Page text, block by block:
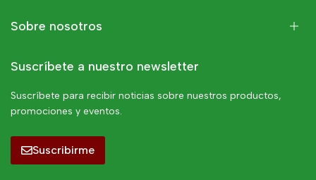
Sobre nosotros
Suscríbete a nuestro newsletter
Suscríbete para recibir noticias sobre nuestros productos,
promociones y eventos.
Suscribirme